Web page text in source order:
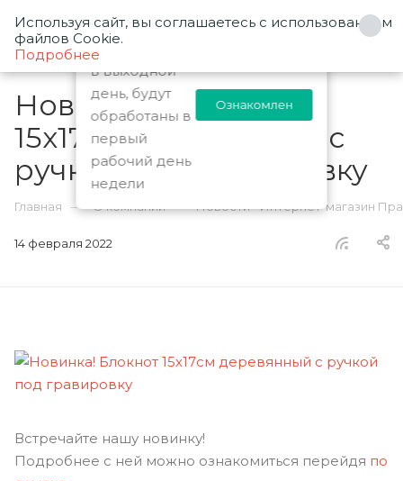
0
Новинка! Блокнот
15х17см деревянный с
ручкой под гравировку
Главная — О компании — Новости - Интернет-магазин
14 февраля 2022
Встречайте нашу новинку!
Подробнее с ней можно ознакомиться перейдя по
Заказы
оформленные
в выходной
день, будут
обработаны в
первый
рабочий день
недели
Ознакомлен
Используя сайт, вы соглашаетесь с использованием
файлов Cookie.
Подробнее